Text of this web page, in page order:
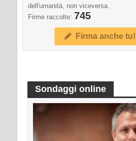
dell'umanità, non viceversa.
Firme raccolte: 745
Firma anche tu!
Sondaggi online